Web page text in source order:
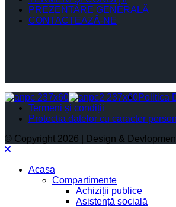
PREZENTARE GENERALĂ
CONTACTEAZĂ-NE
Politica
Termeni și condiții
Protectia datelor cu caracter
© Copyright 2026 | Design &
Acasa
Compartimente
Achiziții publice
Asistență socială